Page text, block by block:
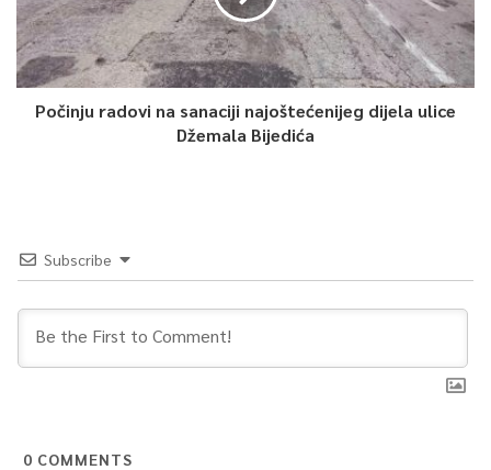
Počinju radovi na sanaciji najoštećenijeg dijela ulice
Džemala Bijedića
Subscribe
0 COMMENTS